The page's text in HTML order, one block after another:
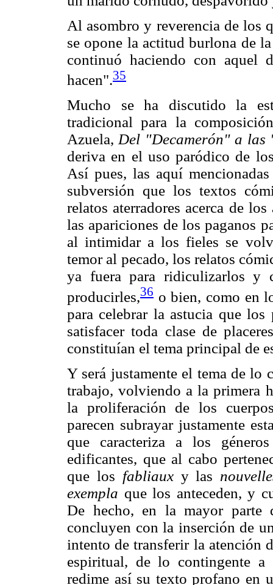
Al asombro y reverencia de los
se opone la actitud burlona de
continuó haciendo con aquel
hacen".35
Mucho se ha discutido la
tradicional para la
Azuela, Del "Decamerón" a las
deriva en el uso paródico de
Así pues, las aquí
subversión que los textos
relatos aterradores acerca de
las apariciones de los paganos
al intimidar a los fieles se
temor al pecado, los relatos
ya fuera para ridiculizarlos y
producirles,36 o bien, como en
para celebrar la astucia que
satisfacer toda clase de
constituían el tema principal de
Y será justamente el tema de lo
trabajo, volviendo a la primera
la proliferación de los
parecen subrayar justamente
que caracteriza a los
edificantes, que al cabo
que los fabliauxy las
exempla que los anteceden, y
De hecho, en la mayor parte
concluyen con la inserción de
intento de transferir la atención
espiritual, de lo contingente
redime así su texto profano en